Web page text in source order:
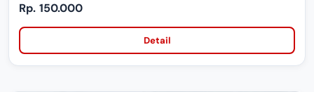
Rp. 150.000
Detail